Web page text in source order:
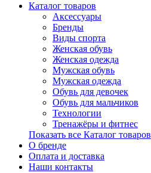
Каталог товаров
Аксессуары
Бренды
Виды спорта
Женская обувь
Женская одежда
Мужская обувь
Мужская одежда
Обувь для девочек
Обувь для мальчиков
Технологии
Тренажёры и фитнес
Показать все Каталог товаров
О бренде
Оплата и доставка
Наши контакты